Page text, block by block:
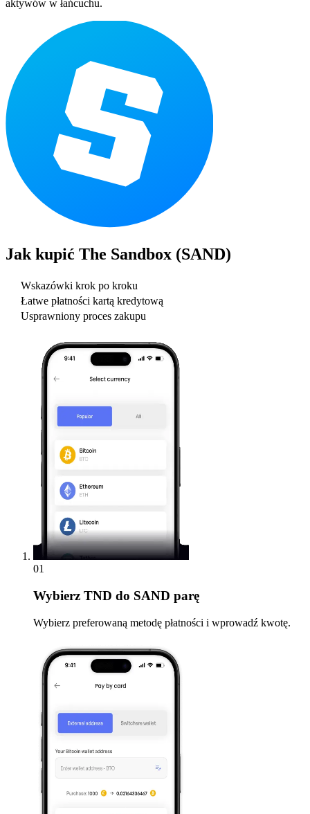
aktywów w łańcuchu.
Jak kupić The Sandbox (SAND)
Wskazówki krok po kroku
Łatwe płatności kartą kredytową
Usprawniony proces zakupu
01
Wybierz TND do SAND parę
Wybierz preferowaną metodę płatności i wprowadź kwotę.